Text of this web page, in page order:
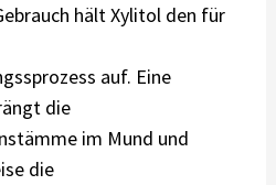
hält Xylitol den für
auf. Eine
die
im Mund und
die